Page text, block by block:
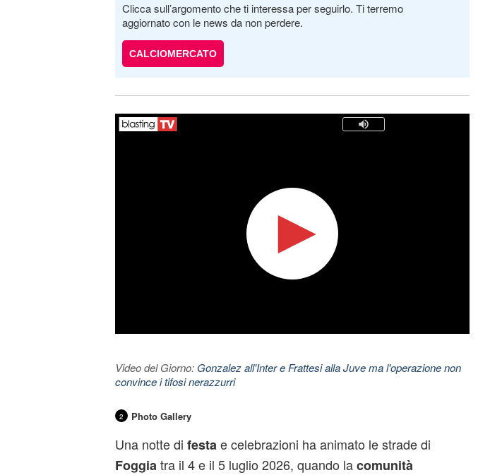
Clicca sull’argomento che ti interessa per seguirlo. Ti terremo
aggiornato con le news da non perdere.
CALCIOMERCATO
Video del Giorno: Gonzalez all'Inter e Frattesi alla Juve ma l'operazione non
convince i tifosi nerazzurri
2 Photo Gallery
Una notte di festa e celebrazioni ha animato le strade di
Foggia tra il 4 e il 5 luglio 2026, quando lacomunità